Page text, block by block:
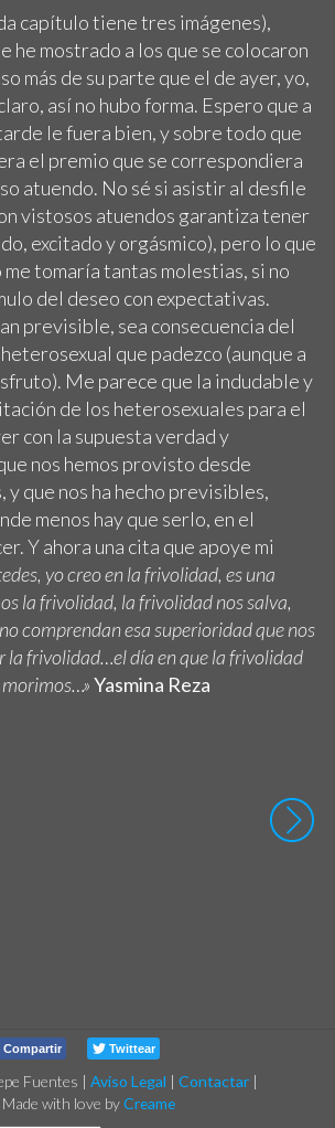
capítulo tiene tres imágenes),
he mostrado a los que se colocaron
más de su parte que el de ayer, yo,
así no hubo forma. Espero que a
le fuera bien, y sobre todo que
el premio que se correspondiera
atuendo. No sé si asistir al desfile
vistosos atuendos garantiza tener
excitado y orgásmico), pero lo que
me tomaría tantas molestias, si no
del deseo con expectativas.
previsible, sea consecuencia del
que padezco (aunque a
Me parece que la indudable y
de los heterosexuales para el
con la supuesta verdad y
nos hemos provisto desde
que nos ha hecho previsibles,
menos hay que serlo, en el
Y ahora una cita que apoye mi
yo creo en la frivolidad, es una
la frivolidad, la frivolidad nos salva,
comprendan esa superioridad que nos
la frivolidad…el día en que la frivolidad
Yasmina Reza
Compartir Twittear
Fuentes Aviso Legal Contactar
Made with love byCreame